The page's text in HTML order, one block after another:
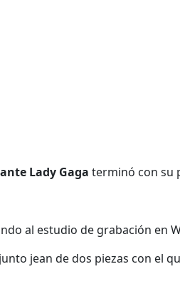
Lady Gaga terminó con su
al estudio de grabación en
jean de dos piezas con el